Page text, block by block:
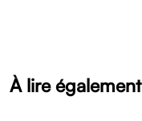
À lire également